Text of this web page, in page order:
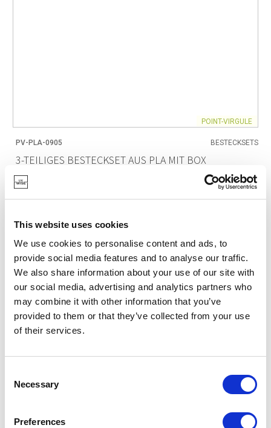
This website uses cookies
We use cookies to personalise content and ads, to
provide social media features and to analyse our traffic.
We also share information about your use of our site with
our social media, advertising and analytics partners who
may combine it with other information that you’ve
provided to them or that they’ve collected from your use
of their services.
Selection
Necessary
Preferences
POINT-VIRGULE
PV-PLA-0905 BESTECKSETS
3-TEILIGES BESTECKSET AUS PLA MIT BOX
SALBEIGRÜN
10,95 €
VORRÄTIG
EIGENE MARKE
NEU